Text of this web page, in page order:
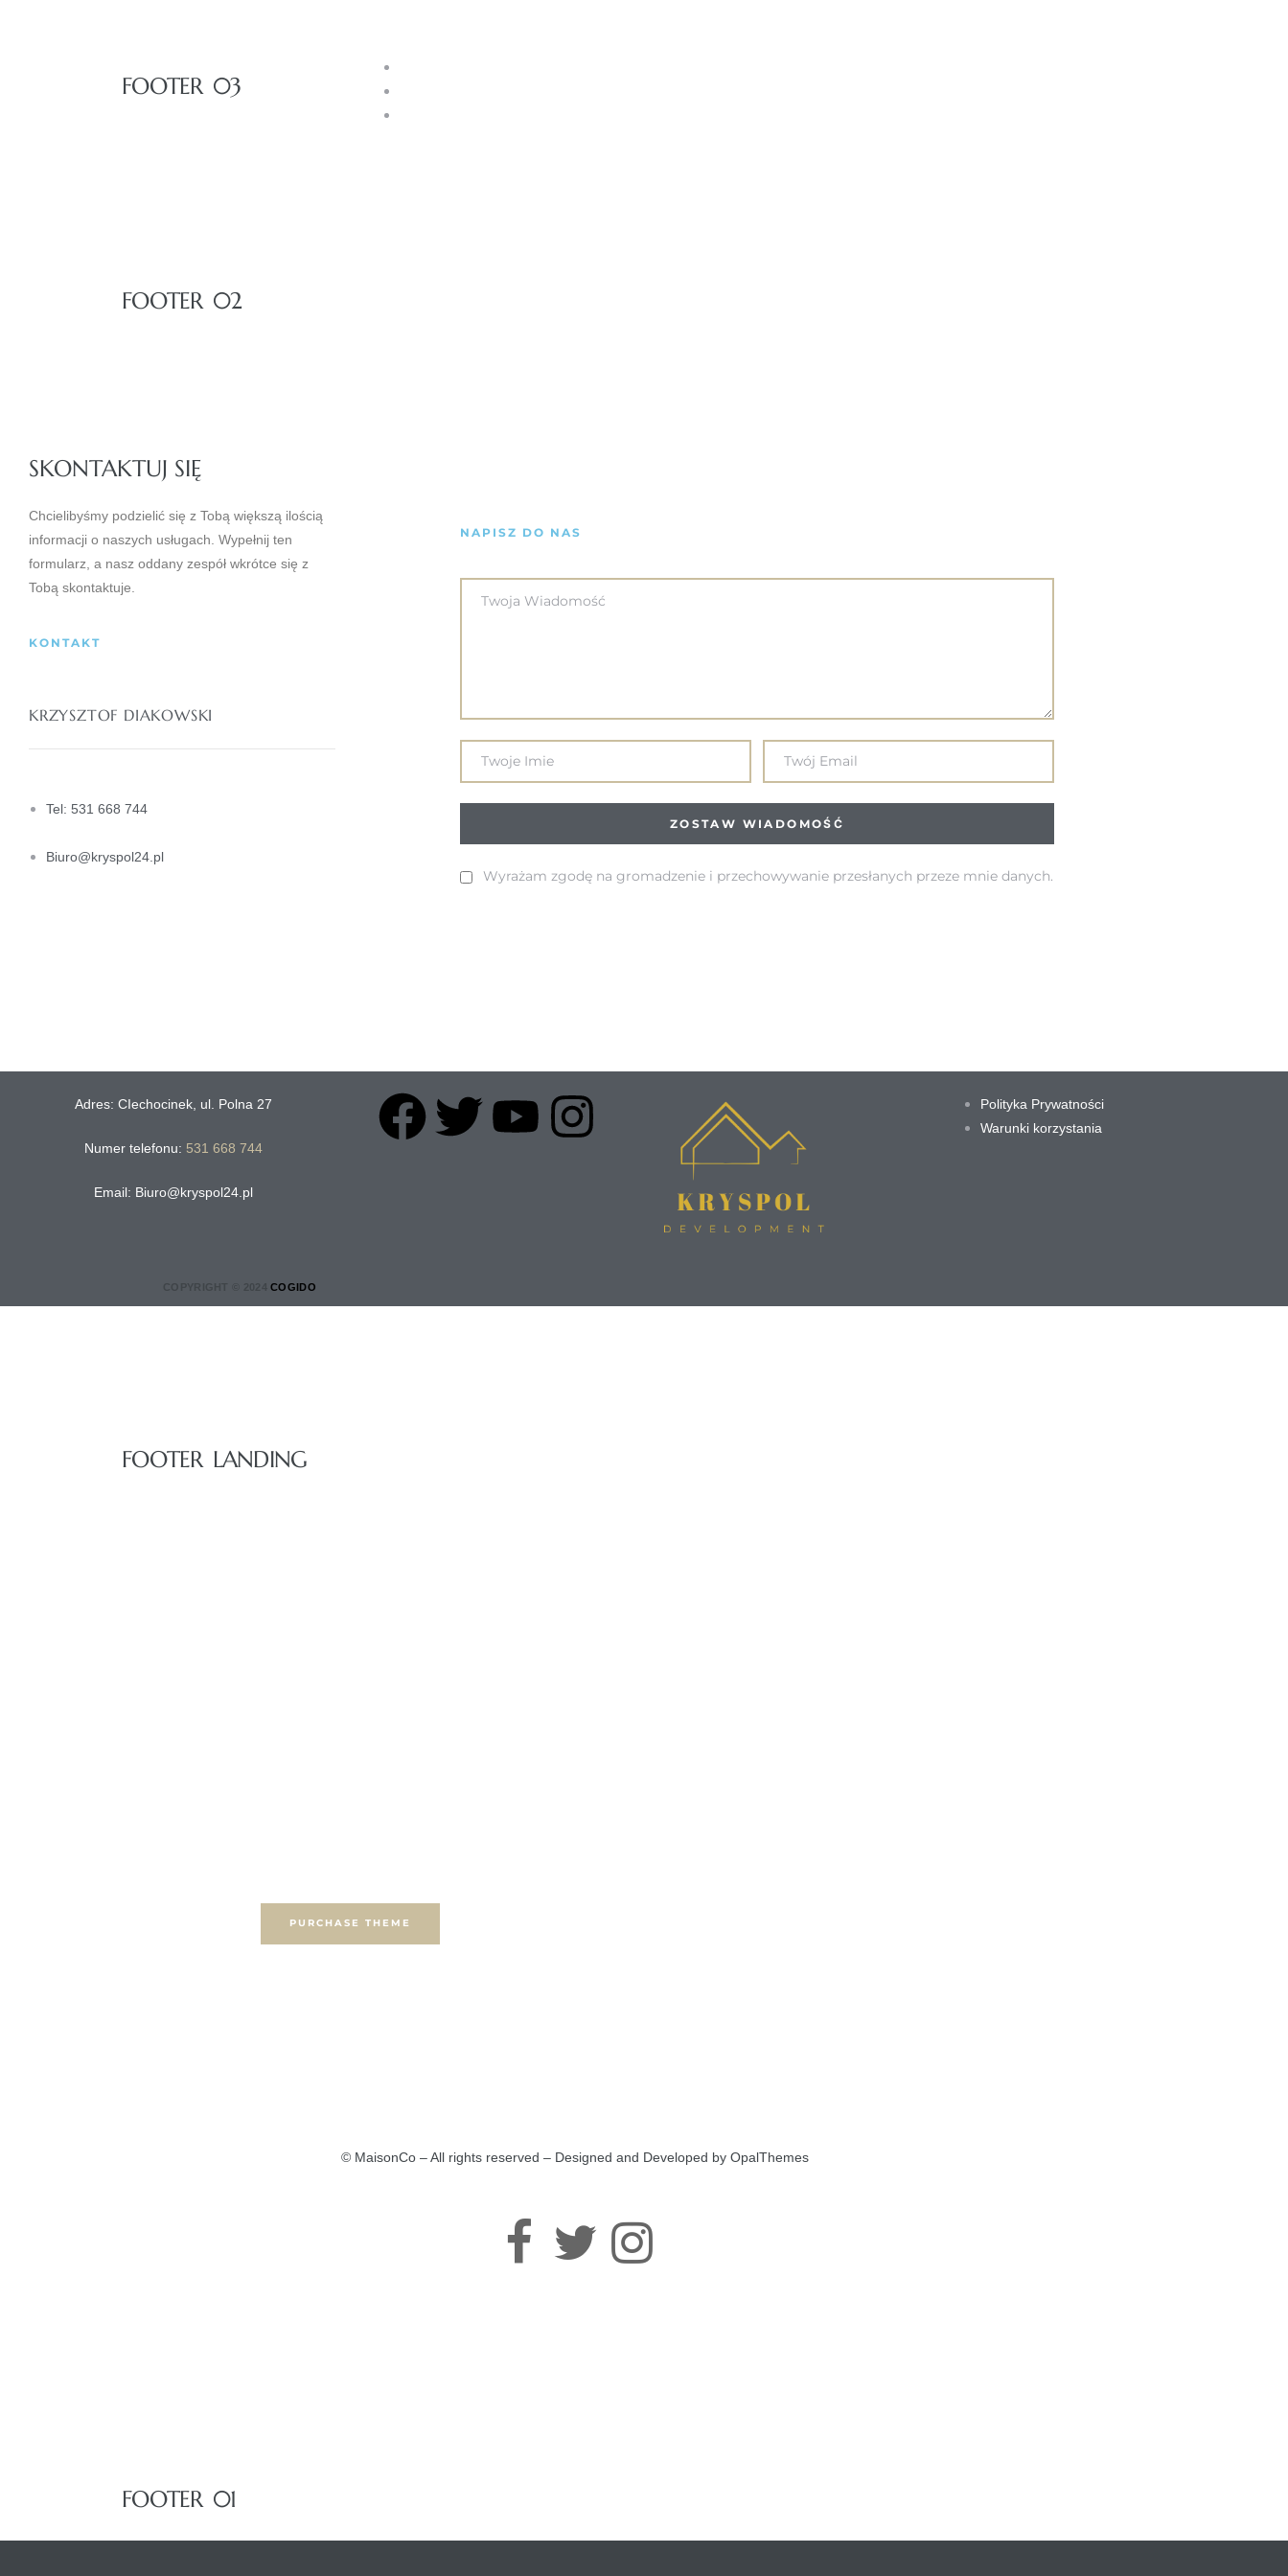
FOOTER 03
FOOTER 02
SKONTAKTUJ SIĘ
Chcielibyśmy podzielić się z Tobą większą ilością
informacji o naszych usługach. Wypełnij ten
formularz, a nasz oddany zespół wkrótce się z
Tobą skontaktuje.
KONTAKT
KRZYSZTOF DIAKOWSKI
Tel: 531 668 744
Biuro@kryspol24.pl
NAPISZ DO NAS
Wyrażam zgodę na gromadzenie i przechowywanie przesłanych przeze mnie danych.
Adres: CIechocinek, ul. Polna 27
Numer telefonu: 531 668 744
Email: Biuro@kryspol24.pl
Polityka Prywatności
Warunki korzystania
COPYRIGHT © 2024COGIDO
FOOTER LANDING
PURCHASE THEME
© MaisonCo – All rights reserved – Designed and Developed by OpalThemes
FOOTER 01